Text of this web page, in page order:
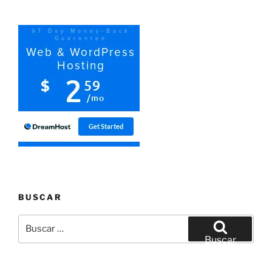
BUSCAR
por:
Buscar